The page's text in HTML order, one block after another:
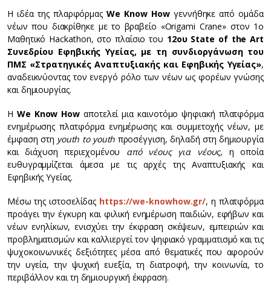
Η ιδέα της πλαρφόρμαςWe Know Howγεννήθηκε από ομάδα
νέων που διακρίθηκε με το βραβείο «Origami Crane» στον 1ο
Μαθητικό Hackathon, στο πλαίσιο του 12ου State of the Art
Συνεδρίου Εφηβικής Υγείας, με τη συνδιοργάνωση του
ΠΜΣ «Στρατηγικές Αναπτυξιακής και Εφηβικής Υγείας»,
αναδεικνύοντας τον ενεργό ρόλο των νέων ως φορέων γνώσης
και δημιουργίας.
Η We Know How αποτελεί μια καινοτόμο ψηφιακή πλατφόρμα
ενημέρωσης πλατφόρμα ενημέρωσης και συμμετοχής νέων, με
έμφαση στη youth to youth προσέγγιση, δηλαδή στη δημιουργία
και διάχυση περιεχομένου από νέους για νέους, η οποία
ευθυγραμμίζεται άμεσα με τις αρχές της Αναπτυξιακής και
Εφηβικής Υγείας.
Μέσω της ιστοσελίδας https://we-knowhow.gr/, η πλατφόρμα
προάγει την έγκυρη και φιλική ενημέρωση παιδιών, εφήβων και
νέων ενηλίκων, ενισχύει την έκφραση σκέψεων, εμπειριών και
προβληματισμών και καλλιεργεί τον ψηφιακό γραμματισμό και τις
ψυχοκοινωνικές δεξιότητες μέσα από θεματικές που αφορούν
την υγεία, την ψυχική ευεξία, τη διατροφή, την κοινωνία, το
περιβάλλον και τη δημιουργική έκφραση.